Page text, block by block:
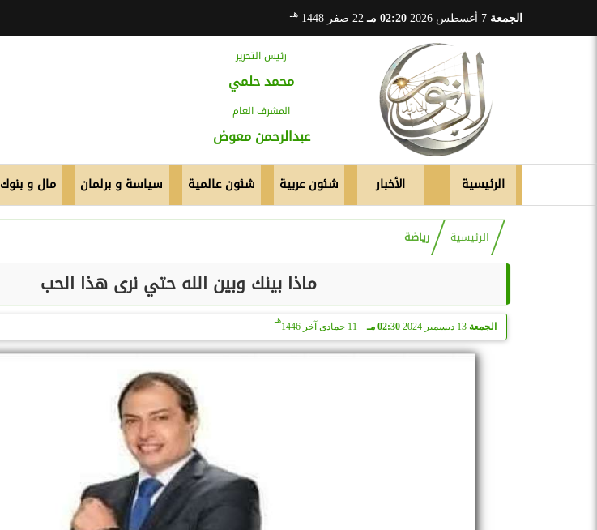
الجمعة 02:20 مـ 22 صفر 1448 هـ
رئيس التحرير
محمد حلمي
المشرف العام
عبدالرحمن معوض
الرئيسية الأخبار شئون عربية شئون عالمية سياسة و برلمان مال و بنوك
الرئيسية رياضة
ماذا بينك وبين الله حتي نرى هذا الحب
الجمعة 13 ديسمبر 2024 02:30 مـ 11 جمادى آخر 1446
هـ